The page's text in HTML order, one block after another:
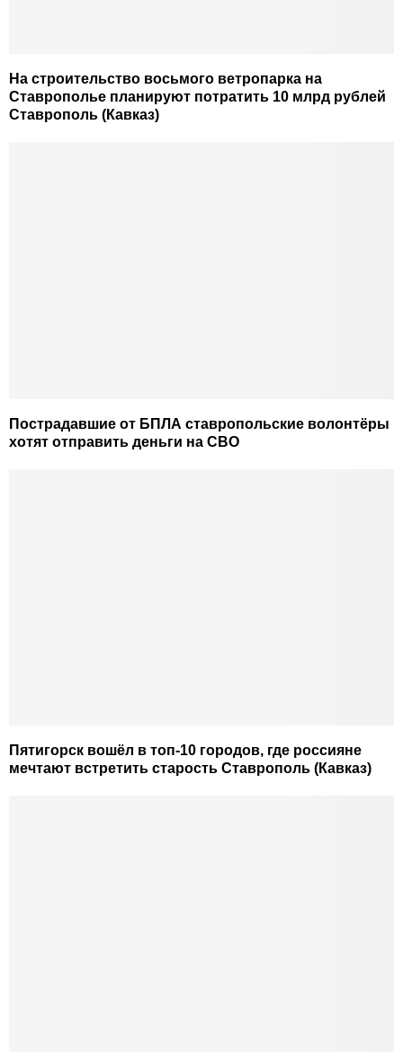
На строительство восьмого ветропарка на
Ставрополье планируют потратить 10 млрд рублей
Ставрополь (Кавказ)
Пострадавшие от БПЛА ставропольские волонтёры
хотят отправить деньги на СВО
Пятигорск вошёл в топ-10 городов, где россияне
мечтают встретить старость Ставрополь (Кавказ)